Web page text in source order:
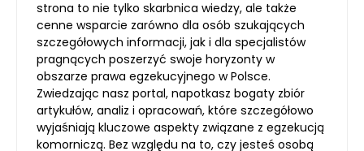
strona to nie tylko skarbnica wiedzy, ale także
cenne wsparcie zarówno dla osób szukających
szczegółowych informacji, jak i dla specjalistów
pragnących poszerzyć swoje horyzonty w
obszarze prawa egzekucyjnego w Polsce.
Zwiedzając nasz portal, napotkasz bogaty zbiór
artykułów, analiz i opracowań, które szczegółowo
wyjaśniają kluczowe aspekty związane z egzekucją
komorniczą. Bez względu na to, czy jesteś osobą